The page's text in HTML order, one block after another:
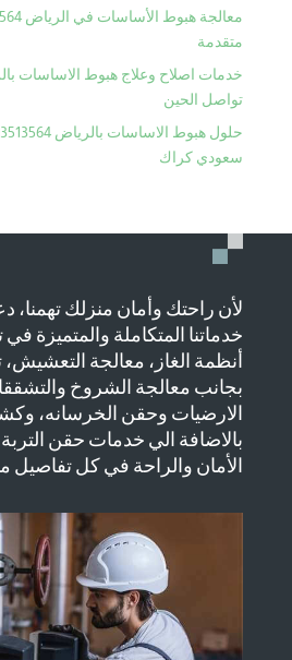
متقدمة
تواصل الحين
سعودي كراك
لأن راحتك وأمان منزلك تهمنا،
خدماتنا المتكاملة والمتميزة
أنظمة الغاز، معالجة التعشيش،
بجانب معالجة الشروخ
الارضيات وحقن الخرسانه،
بالاضافة الي خدمات حقن
الأمان والراحة في كل تفاصيل